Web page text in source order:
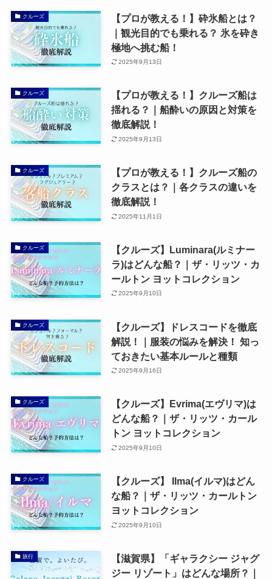
クルーズ
【プロが教える！】砕氷船とは？
｜観光目的でも乗れる？ 氷を砕き
極地へ挑む船！
2025年9月13日
クルーズ
【プロが教える！】クルーズ船は
揺れる？｜船酔いの原因と対策を
徹底解説！
2025年9月13日
クルーズ
【プロが教える！】クルーズ船の
クラスとは？｜各クラスの違いを
徹底解説！
2025年11月1日
クルーズ
【クルーズ】Luminara(ルミナー
ラ)はどんな船？｜ザ・リッツ・カ
ールトン ヨットコレクション
2025年9月10日
クルーズ
【クルーズ】ドレスコードを徹底
解説！｜服装の悩みを解決！ 知っ
ておきたい基本ルールと種類
2025年9月16日
クルーズ
【クルーズ】Evrima(エヴリマ)は
どんな船？｜ザ・リッツ・カール
トン ヨットコレクション
2025年9月10日
クルーズ
【クルーズ】 Ilma(イルマ)はどん
な船？｜ザ・リッツ・カールトン
ヨットコレクション
2025年9月10日
旅行
【滋賀県】「ギャラクシー ジャグ
ジー リゾート」はどんな場所？｜